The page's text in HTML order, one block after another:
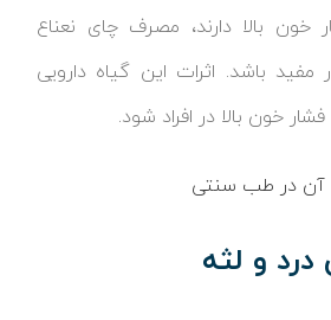
خون بالا دارند، مصرف چای نعناع
مفید باشد. اثرات این گیاه دارویی
خون بالا در افراد شود.
آن در طب سنتی
و لثه